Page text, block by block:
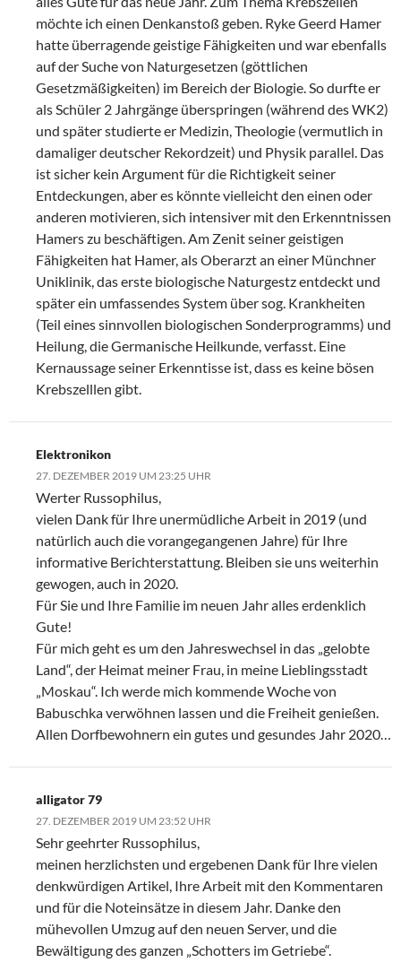
möchte ich einen Denkanstoß geben. Ryke Geerd Hamer
hatte überragende geistige Fähigkeiten und war ebenfalls
auf der Suche von Naturgesetzen (göttlichen
Gesetzmäßigkeiten) im Bereich der Biologie. So durfte er
als Schüler 2 Jahrgänge überspringen (während des WK2)
und später studierte er Medizin, Theologie (vermutlich in
damaliger deutscher Rekordzeit) und Physik parallel. Das
ist sicher kein Argument für die Richtigkeit seiner
Entdeckungen, aber es könnte vielleicht den einen oder
anderen motivieren, sich intensiver mit den Erkenntnissen
Hamers zu beschäftigen. Am Zenit seiner geistigen
Fähigkeiten hat Hamer, als Oberarzt an einer Münchner
Uniklinik, das erste biologische Naturgestz entdeckt und
später ein umfassendes System über sog. Krankheiten
(Teil eines sinnvollen biologischen Sonderprogramms) und
Heilung, die Germanische Heilkunde, verfasst. Eine
Kernaussage seiner Erkenntisse ist, dass es keine bösen
Krebszelllen gibt.
Elektronikon
27. DEZEMBER 2019 UM 23:25 UHR
Werter Russophilus,
vielen Dank für Ihre unermüdliche Arbeit in 2019 (und
natürlich auch die vorangegangenen Jahre) für Ihre
informative Berichterstattung. Bleiben sie uns weiterhin
gewogen, auch in 2020.
Für Sie und Ihre Familie im neuen Jahr alles erdenklich
Gute!
Für mich geht es um den Jahreswechsel in das „gelobte
Land“, der Heimat meiner Frau, in meine Lieblingsstadt
„Moskau“. Ich werde mich kommende Woche von
Babuschka verwöhnen lassen und die Freiheit genießen.
Allen Dorfbewohnern ein gutes und gesundes Jahr 2020…
alligator 79
27. DEZEMBER 2019 UM 23:52 UHR
Sehr geehrter Russophilus,
meinen herzlichsten und ergebenen Dank für Ihre vielen
denkwürdigen Artikel, Ihre Arbeit mit den Kommentaren
und für die Noteinsätze in diesem Jahr. Danke den
mühevollen Umzug auf den neuen Server, und die
Bewältigung des ganzen „Schotters im Getriebe“.